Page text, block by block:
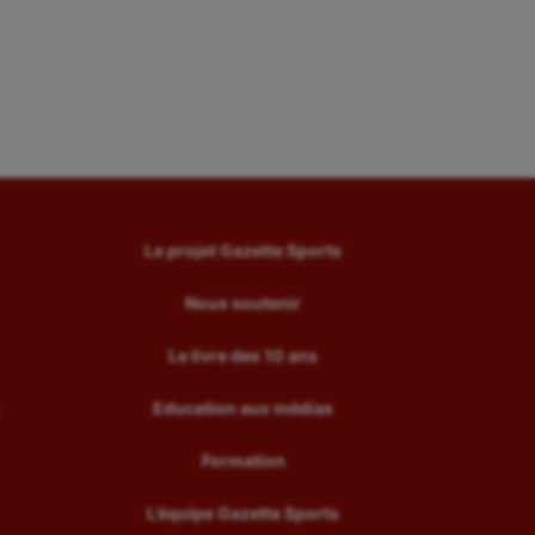
Le projet Gazette Sports
Nous soutenir
Le livre des 10 ans
Education aux médias
Formation
L’équipe Gazette Sports